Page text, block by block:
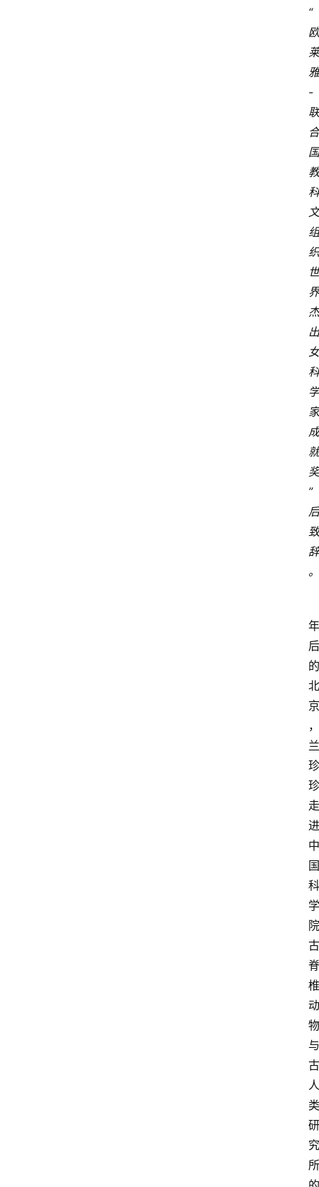
“
欧
莱
雅
-
联
合
国
教
科
文
组
织
世
界
杰
出
女
科
学
家
成
就
奖
”
后
致
辞
。
年
后
的
北
京
，
兰
珍
珍
走
进
中
国
科
学
院
古
脊
椎
动
物
与
古
人
类
研
究
所